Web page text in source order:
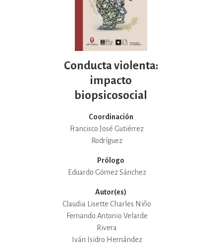
Conducta violenta:
impacto
biopsicosocial
Coordinación
Francisco José Gutiérrez
Rodríguez
Prólogo
Eduardo Gómez Sánchez
Autor(es)
Claudia Lisette Charles Niño
Fernando Antonio Velarde
Rivera
Iván Isidro Hernández